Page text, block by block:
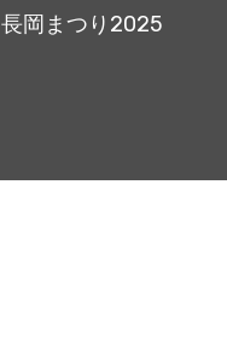
長岡まつり2025